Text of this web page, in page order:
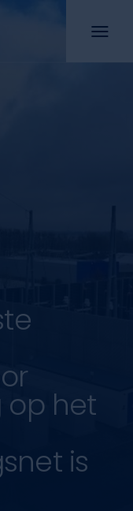
op het
is